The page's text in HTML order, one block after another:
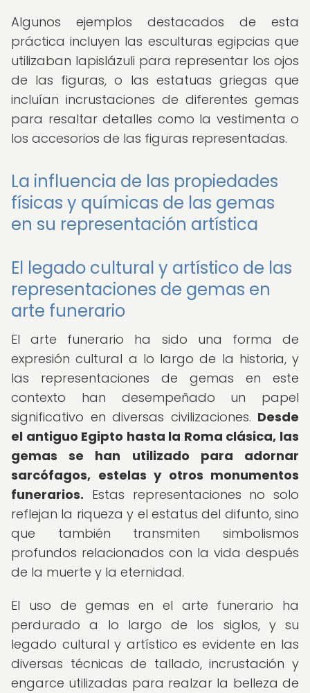
Algunos ejemplos destacados de esta
práctica incluyen las esculturas egipcias que
utilizaban lapislázuli para representar los ojos
de las figuras, o las estatuas griegas que
incluían incrustaciones de diferentes gemas
para resaltar detalles como la vestimenta o
los accesorios de las figuras representadas.
La influencia de las propiedades
físicas y químicas de las gemas
en su representación artística
El legado cultural y artístico de las
representaciones de gemas en
arte funerario
El arte funerario ha sido una forma de
expresión cultural a lo largo de la historia, y
las representaciones de gemas en este
contexto han desempeñado un papel
significativo en diversas civilizaciones. Desde
el antiguo Egipto hasta la Roma clásica, las
gemas se han utilizado para adornar
sarcófagos, estelas y otros monumentos
funerarios. Estas representaciones no solo
reflejan la riqueza y el estatus del difunto, sino
que también transmiten simbolismos
profundos relacionados con la vida después
de la muerte y la eternidad.
El uso de gemas en el arte funerario ha
perdurado a lo largo de los siglos, y su
legado cultural y artístico es evidente en las
diversas técnicas de tallado, incrustación y
engarce utilizadas para realzar la belleza de